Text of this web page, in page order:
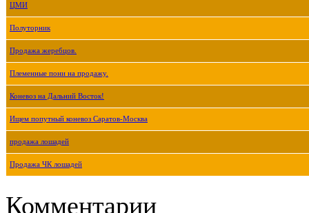
ЦМИ
Полуторник
Продажа жеребцов.
Племенные пони на продажу.
Коневоз на Дальний Восток!
Ищем попутный коневоз Саратов-Москва
продажа лошадей
Продажа ЧК лошадей
Комментарии